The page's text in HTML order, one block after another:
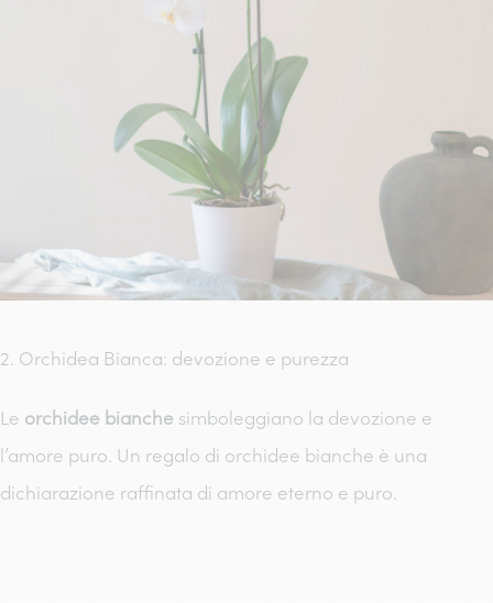
2. Orchidea Bianca: devozione e purezza
Le orchidee bianche simboleggiano la devozione e
l’amore puro. Un regalo di orchidee bianche è una
dichiarazione raffinata di amore eterno e puro.